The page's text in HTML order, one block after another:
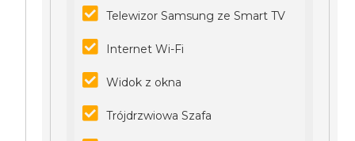
Telewizor Samsung ze Smart TV
Internet Wi-Fi
Widok z okna
Trójdrzwiowa Szafa